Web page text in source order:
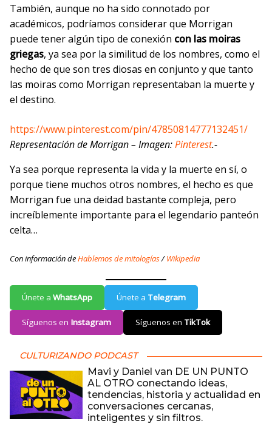
También, aunque no ha sido connotado por
académicos, podríamos considerar que Morrigan
puede tener algún tipo de conexión con las moiras
griegas, ya sea por la similitud de los nombres, como el
hecho de que son tres diosas en conjunto y que tanto
las moiras como Morrigan representaban la muerte y
el destino.
https://www.pinterest.com/pin/47850814777132451/
Representación de Morrigan – Imagen:Pinterest.-
Ya sea porque representa la vida y la muerte en sí, o
porque tiene muchos otros nombres, el hecho es que
Morrigan fue una deidad bastante compleja, pero
increíblemente importante para el legendario panteón
celta…
Con información deHablemos de mitologías/Wikipedia
Únete a WhatsApp Únete a Telegram
Síguenos en Instagram Síguenos en TikTok
CULTURIZANDO PODCAST
Mavi y Daniel van DE UN PUNTO
AL OTRO conectando ideas,
tendencias, historia y actualidad en
conversaciones cercanas,
inteligentes y sin filtros.